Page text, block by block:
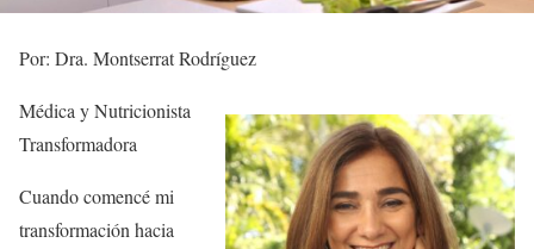
Por: Dra. Montserrat Rodríguez
Médica y Nutricionista
Transformadora
Cuando comencé mi
transformación hacia